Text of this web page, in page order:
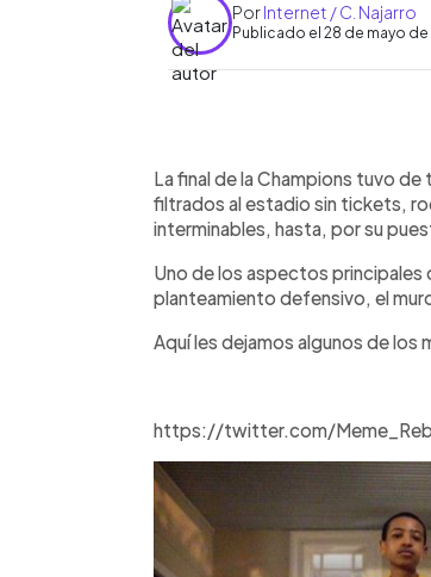
PorInternet / C. Najarro
Publicado el 28 de mayo de
► Escuchar artículo
La final de la Champions tuvo
filtrados al estadio sin tickets,
interminables, hasta, por su
Uno de los aspectos
planteamiento defensivo, el
Aquí les dejamos algunos de los
https://twitter.com/